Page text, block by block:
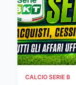
CALCIO SERIE B